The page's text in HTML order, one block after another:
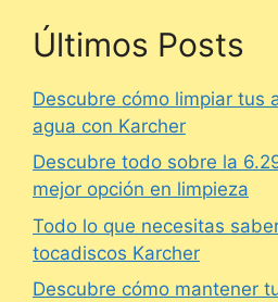
Últimos Posts
Descubre cómo limpiar tus
agua con Karcher
Descubre todo sobre la
mejor opción en limpieza
Todo lo que necesitas
tocadiscos Karcher
Descubre cómo mantener